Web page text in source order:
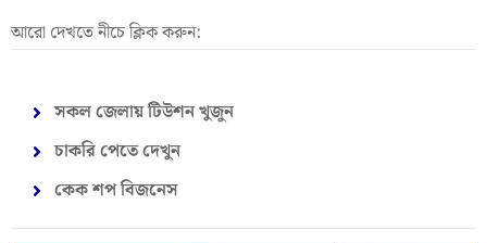
আরো দেখতে নীচে ক্লিক করুন:
সকল জেলায় টিউশন খুজুন
চাকরি পেতে দেখুন
কেক শপ বিজনেস